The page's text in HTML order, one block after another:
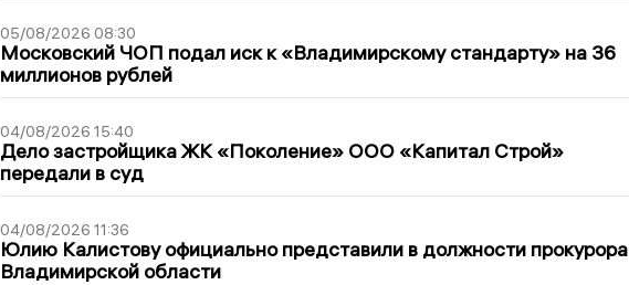
05/08/2026 08:30
Московский ЧОП подал иск к «Владимирскому стандарту» на 36
миллионов рублей
04/08/2026 15:40
Дело застройщика ЖК «Поколение» ООО «Капитал Строй»
передали в суд
04/08/2026 11:36
Юлию Калистову официально представили в должности прокурора
Владимирской области